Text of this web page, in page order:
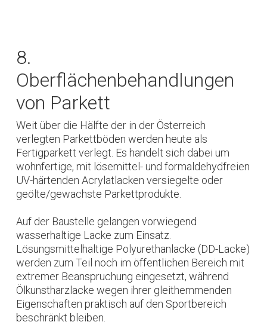
8.
Oberflächenbehandlungen
von Parkett
Weit über die Hälfte der in der Österreich
verlegten Parkettböden werden heute als
Fertigparkett verlegt. Es handelt sich dabei um
wohnfertige, mit lösemittel- und formaldehydfreien
UV-härtenden Acrylatlacken versiegelte oder
geölte/gewachste Parkettprodukte.
Auf der Baustelle gelangen vorwiegend
wasserhaltige Lacke zum Einsatz.
Lösungsmittelhaltige Polyurethanlacke (DD-Lacke)
werden zum Teil noch im öffentlichen Bereich mit
extremer Beanspruchung eingesetzt, während
Ölkunstharzlacke wegen ihrer gleithemmenden
Eigenschaften praktisch auf den Sportbereich
beschränkt bleiben.